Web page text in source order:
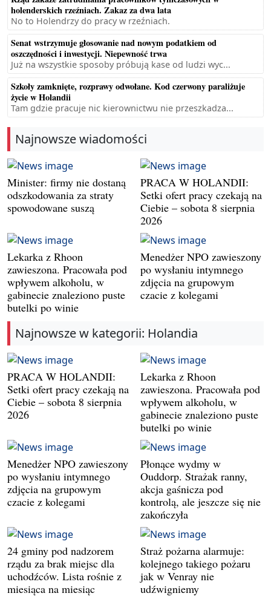
holenderskich rzeźniach. Zakaz za dwa lata
No to Holendrzy do pracy w rzeźniach.
Senat wstrzymuje głosowanie nad nowym podatkiem od
oszczędności i inwestycji. Niepewność trwa
Już na wszystkie sposoby próbują kase od ludzi wyc...
Szkoły zamknięte, rozprawy odwołane. Kod czerwony paraliżuje
życie w Holandii
Tam gdzie pracuje nic kierownictwu nie przeszkadza...
Najnowsze wiadomości
Minister: firmy nie dostaną
odszkodowania za straty
spowodowane suszą
PRACA W HOLANDII:
Setki ofert pracy czekają na
Ciebie – sobota 8 sierpnia
2026
Lekarka z Rhoon
zawieszona. Pracowała pod
wpływem alkoholu, w
gabinecie znaleziono puste
butelki po winie
Menedżer NPO zawieszony
po wysłaniu intymnego
zdjęcia na grupowym
czacie z kolegami
Najnowsze w kategorii: Holandia
PRACA W HOLANDII:
Setki ofert pracy czekają na
Ciebie – sobota 8 sierpnia
2026
Lekarka z Rhoon
zawieszona. Pracowała pod
wpływem alkoholu, w
gabinecie znaleziono puste
butelki po winie
Menedżer NPO zawieszony
po wysłaniu intymnego
zdjęcia na grupowym
czacie z kolegami
Płonące wydmy w
Ouddorp. Strażak ranny,
akcja gaśnicza pod
kontrolą, ale jeszcze się nie
zakończyła
24 gminy pod nadzorem
rządu za brak miejsc dla
uchodźców. Lista rośnie z
miesiąca na miesiąc
Straż pożarna alarmuje:
kolejnego takiego pożaru
jak w Venray nie
udźwigniemy